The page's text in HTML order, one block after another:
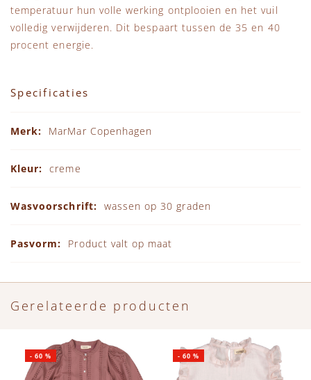
temperatuur hun volle werking ontplooien en het vuil
volledig verwijderen. Dit bespaart tussen de 35 en 40
procent energie.
Specificaties
MarMar Copenhagen
creme
wassen op 30 graden
Product valt op maat
Gerelateerde producten
-60 % -60 %